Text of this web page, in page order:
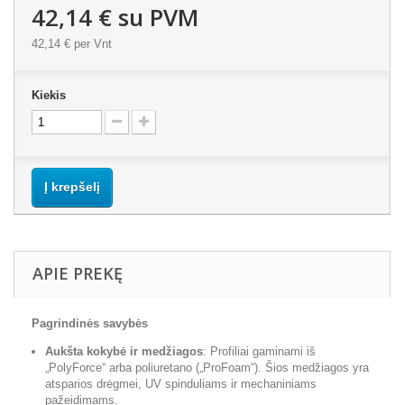
42,14 € su PVM
42,14 € per Vnt
Kiekis
Į krepšelį
APIE PREKĘ
Pagrindinės savybės
Aukšta kokybė ir medžiagos: Profiliai gaminami iš
„PolyForce“ arba poliuretano („ProFoam“). Šios medžiagos yra
atsparios drėgmei, UV spinduliams ir mechaniniams
pažeidimams.